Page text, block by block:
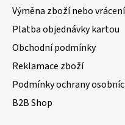
Výměna zboží nebo
Platba objednávky kartou
Obchodní podmínky
Reklamace zboží
Podmínky ochrany
B2B Shop